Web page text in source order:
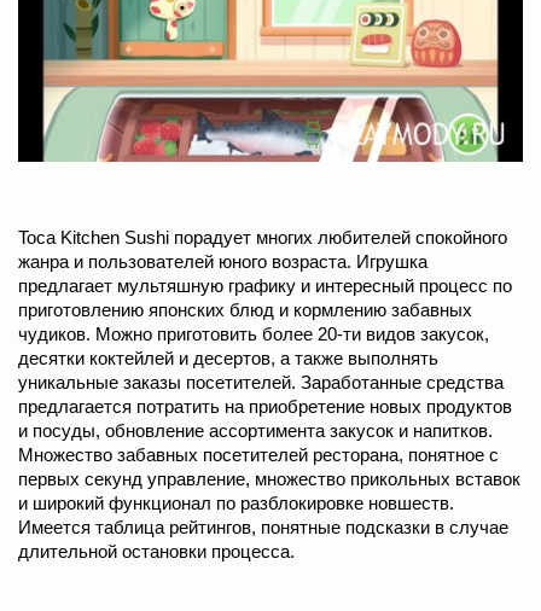
Toca Kitchen Sushi порадует многих любителей спокойного
жанра и пользователей юного возраста. Игрушка
предлагает мультяшную графику и интересный процесс по
приготовлению японских блюд и кормлению забавных
чудиков. Можно приготовить более 20-ти видов закусок,
десятки коктейлей и десертов, а также выполнять
уникальные заказы посетителей. Заработанные средства
предлагается потратить на приобретение новых продуктов
и посуды, обновление ассортимента закусок и напитков.
Множество забавных посетителей ресторана, понятное с
первых секунд управление, множество прикольных вставок
и широкий функционал по разблокировке новшеств.
Имеется таблица рейтингов, понятные подсказки в случае
длительной остановки процесса.